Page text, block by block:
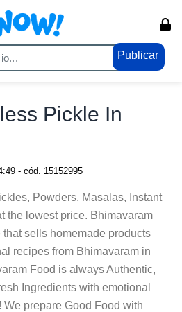
Publicar
Pickle In
- cód. 15152995
Powders, Masalas, Instant
the lowest price. Bhimavaram
sells homemade products
recipes from Bhimavaram in
Food is always Authentic,
Ingredients with emotional
prepare Good Food with